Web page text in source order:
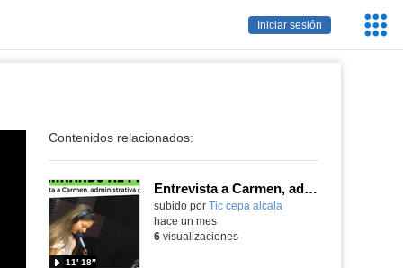
Iniciar sesión
Contenidos relacionados:
Entrevista a Carmen, administrativa del centro
subido por Tic cepa alcala
11′ 18″
hace un mes
6visualizaciones